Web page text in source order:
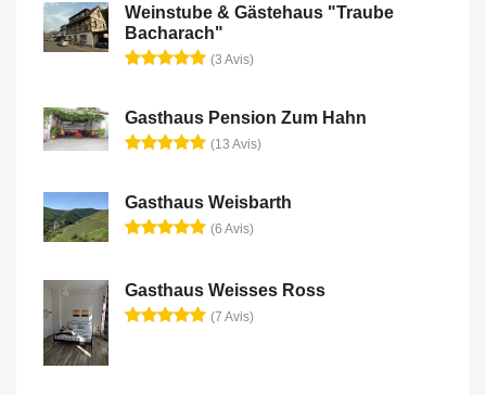
Weinstube & Gästehaus "Traube
Bacharach"
(3 Avis)
Gasthaus Pension Zum Hahn
(13 Avis)
Gasthaus Weisbarth
(6 Avis)
Gasthaus Weisses Ross
(7 Avis)